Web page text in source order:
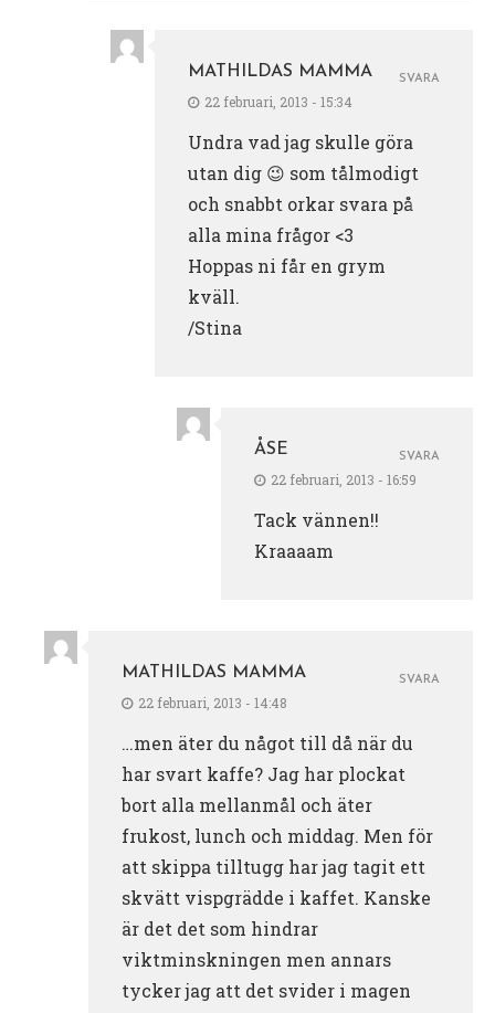
MATHILDAS MAMMA
22 februari, 2013 - 15:34
Undra vad jag skulle göra
utan dig 😉 som tålmodigt
och snabbt orkar svara på
alla mina frågor <3
Hoppas ni får en grym
kväll.
/Stina
SVARA
ÅSE
22 februari, 2013 - 16:59
Tack vännen!!
Kraaaam
SVARA
MATHILDAS MAMMA
22 februari, 2013 - 14:48
…men äter du något till då när du
har svart kaffe? Jag har plockat
bort alla mellanmål och äter
frukost, lunch och middag. Men för
att skippa tilltugg har jag tagit ett
skvätt vispgrädde i kaffet. Kanske
är det det som hindrar
viktminskningen men annars
tycker jag att det svider i magen
SVARA